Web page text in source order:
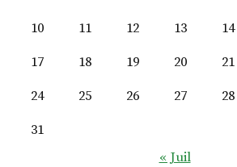
10
11 12 13 14
17
18 19 20 21
24
25 26 27 28
31
« Juil